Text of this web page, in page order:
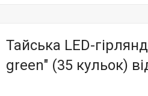
Тайська LED-
green" (35 кульок)